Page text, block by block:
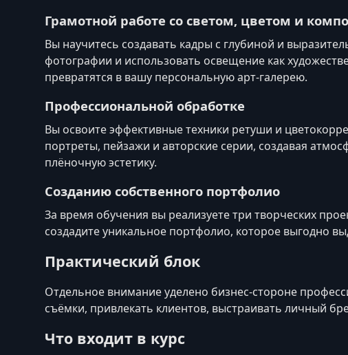
Грамотной работе со светом, цветом и
Вы научитесь создавать кадры с глубиной и
фотографии и использовать освещение как
превратятся в вашу персональную арт-галерею.
Профессиональной обработке
Вы освоите эффективные техники ретуши и
портреты, пейзажи и авторские серии, создавая
плёночную эстетику.
Созданию собственного портфолио
За время обучения вы реализуете три творческих
создадите уникальное портфолио, которое выгодно
Практический блок
Отдельное внимание уделено бизнес-стороне
съёмки, привлекать клиентов, выстраивать личный
Что входит в курс